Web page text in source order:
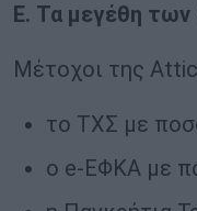
Ε. Τα μεγέθη
Μέτοχοι της
το ΤΧΣ με
ο e-ΕΦΚΑ με